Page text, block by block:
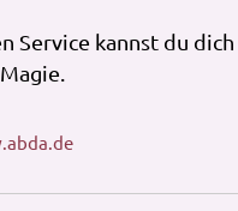
Service kannst du